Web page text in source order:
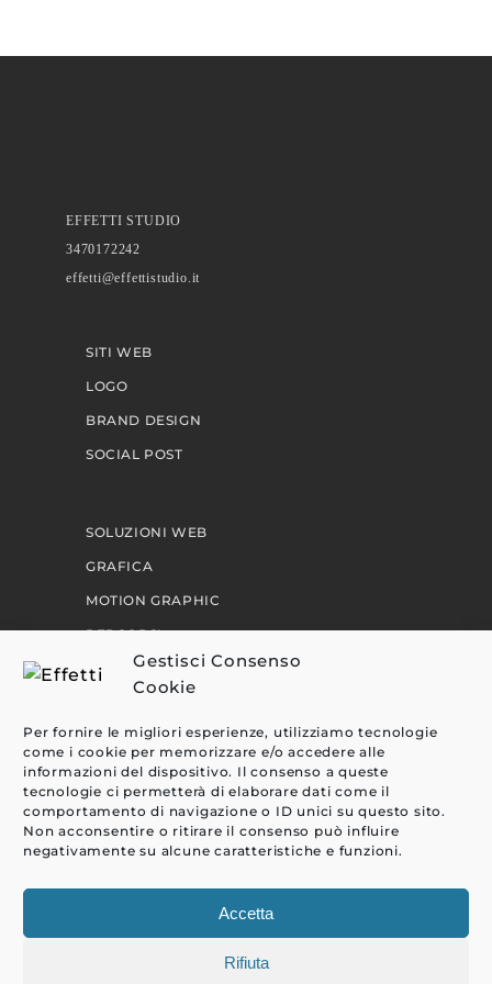
Gestisci Consenso
Cookie
Per fornire le migliori esperienze, utilizziamo tecnologie
come i cookie per memorizzare e/o accedere alle
informazioni del dispositivo. Il consenso a queste
tecnologie ci permetterà di elaborare dati come il
comportamento di navigazione o ID unici su questo sito.
Non acconsentire o ritirare il consenso può influire
negativamente su alcune caratteristiche e funzioni.
Accetta
Rifiuta
EFFETTI STUDIO
3470172242
effetti@effettistudio.it
SITI WEB
LOGO
BRAND DESIGN
SOCIAL POST
SOLUZIONI WEB
GRAFICA
MOTION GRAPHIC
PERCORSI
CLIENTI
BLOG
CONTATTI